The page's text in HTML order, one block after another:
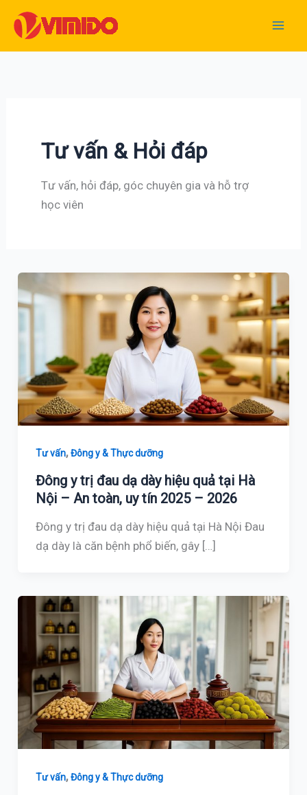
Nhảy
Tư vấn & Hỏi đáp
Tư vấn, hỏi đáp, góc chuyên gia và hỗ trợ
học viên
Tư vấn,Đông y & Thực dưỡng
Đông y trị đau dạ dày hiệu quả tại Hà
Nội – An toàn, uy tín 2025 – 2026
Đông y trị đau dạ dày hiệu quả tại Hà Nội Đau
dạ dày là căn bệnh phổ biến, gây […]
Tư vấn,Đông y & Thực dưỡng